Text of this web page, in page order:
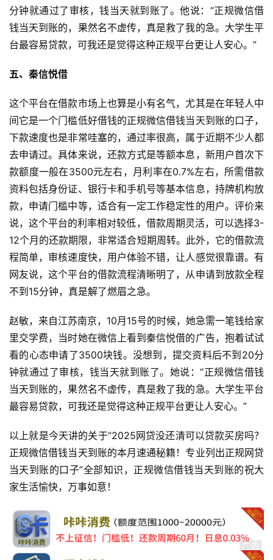
分钟就通过了审核，钱当天就到账了。他说：“正规微信借
钱当天到账的，果然名不虚传，真是救了我的急。大学生平
台最容易贷款，可我还是觉得这种正规平台更让人安心。”
五、秦信悦借
这个平台在借款市场上也算是小有名气，尤其是在年轻人中
间它是一个门槛低好借钱的正规微信借钱当天到账的口子，
下款速度也是非常哇塞的，通过率很高，属于近期不少人都
去申请过。具体来说，还款方式是等额本息，新用户首次下
款额度一般在3500元左右，月利率在0.7%左右，所需借款
资料包括身份证、银行卡和手机号等基本信息，持牌机构放
款，申请门槛中等，适合有一定工作稳定性的用户。评价来
说，这个平台的利率相对较低，借款周期灵活，可以选择3-
12个月的还款期限，非常适合短期周转。此外，它的借款流
程简单，审核速度快，用户体验不错，让人感觉很靠谱。有
网友说，这个平台的借款流程清晰明了，从申请到放款全程
不到15分钟，真是解了燃眉之急。
赵敏，来自江苏南京，10月15号的时候，她急需一笔钱给家
里交学费，当时她在微信上看到秦信悦借的广告，抱着试试
看的心态申请了3500块钱。没想到，提交资料后不到20分
钟就通过了审核，钱当天就到账了。她说：“正规微信借钱
当天到账的，果然名不虚传，真是救了我的急。大学生平台
最容易贷款，可我还是觉得这种正规平台更让人安心。”
以上就是今天讲的关于“2025网贷没还清可以贷款买房吗？
正规微信借钱当天到账的本月速通秘籍！专业列出正规网贷
当天到账的口子”全部知识，正规微信借钱当天到账的祝大
家生活愉快，万事如意！